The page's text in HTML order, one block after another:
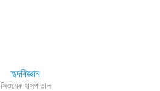
হৃদবিজ্ঞান
সিওমেক হাসপাতাল